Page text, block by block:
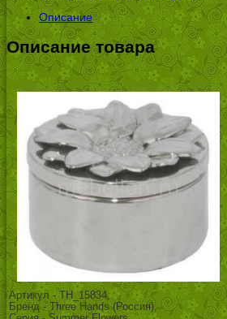
Описание
Описание товара
Артикул - TH_15834,
Бренд - Three Hands (Россия),